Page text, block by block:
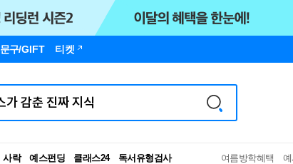
문구/GIFT 티켓
사락 예스펀딩 클래스24
독서유형검사
여름방학혜택